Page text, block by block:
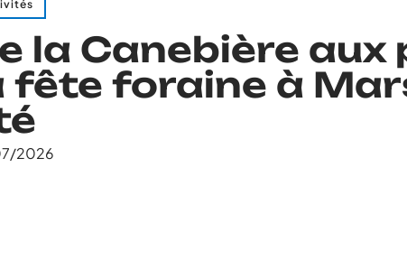
la Canebière aux
fête foraine à
2026